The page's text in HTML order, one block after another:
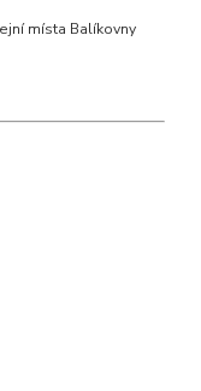
místa Balíkovny